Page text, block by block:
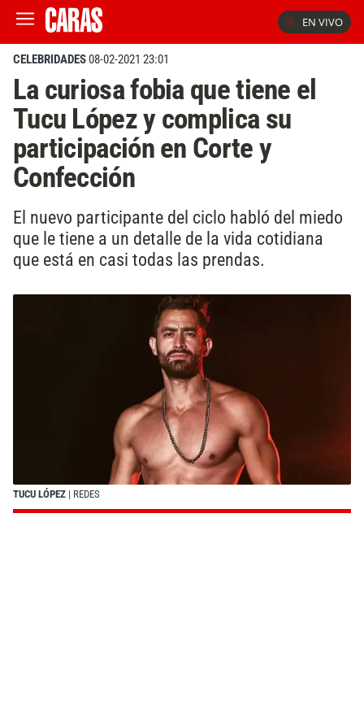
EN VIVO
CELEBRIDADES08-02-2021 23:01
La curiosa fobia que tiene el
Tucu López y complica su
participación en Corte y
Confección
El nuevo participante del ciclo habló del miedo
que le tiene a un detalle de la vida cotidiana
que está en casi todas las prendas.
TUCU LÓPEZ | REDES